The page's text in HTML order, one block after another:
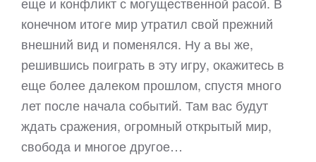
конечном итоге мир утратил свой прежний
внешний вид и поменялся. Ну а вы же,
решившись поиграть в эту игру, окажитесь в
еще более далеком прошлом, спустя много
лет после начала событий. Там вас будут
ждать сражения, огромный открытый мир,
свобода и многое другое…